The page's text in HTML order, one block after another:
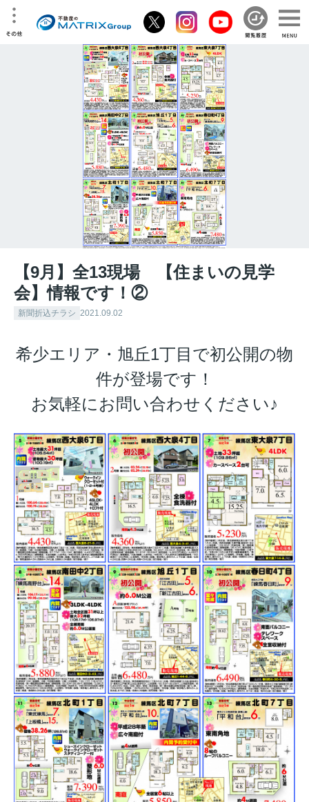
【9月】全13現場 【住まいの見学
会】情報です！②
新聞折込チラシ 2021.09.02
希少エリア・旭丘1丁目で初公開の物
件が登場です！
お気軽にお問い合わせください♪